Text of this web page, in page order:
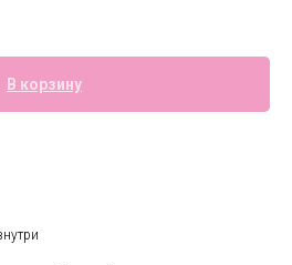
В корзину